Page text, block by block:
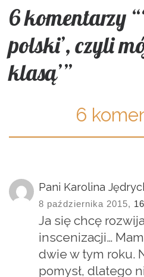
6 komentarzy
polski’, czyli
klasą’”
6
Pani Karolina
8 października 2015,
Ja się chcę
inscenizacji…
dwie w tym roku.
pomysł, dlatego